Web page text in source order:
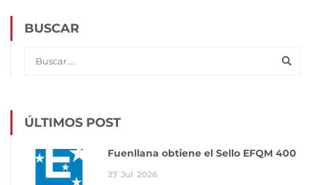
BUSCAR
ÚLTIMOS POST
Fuenllana obtiene el Sello EFQM 400
27 Jul 2026